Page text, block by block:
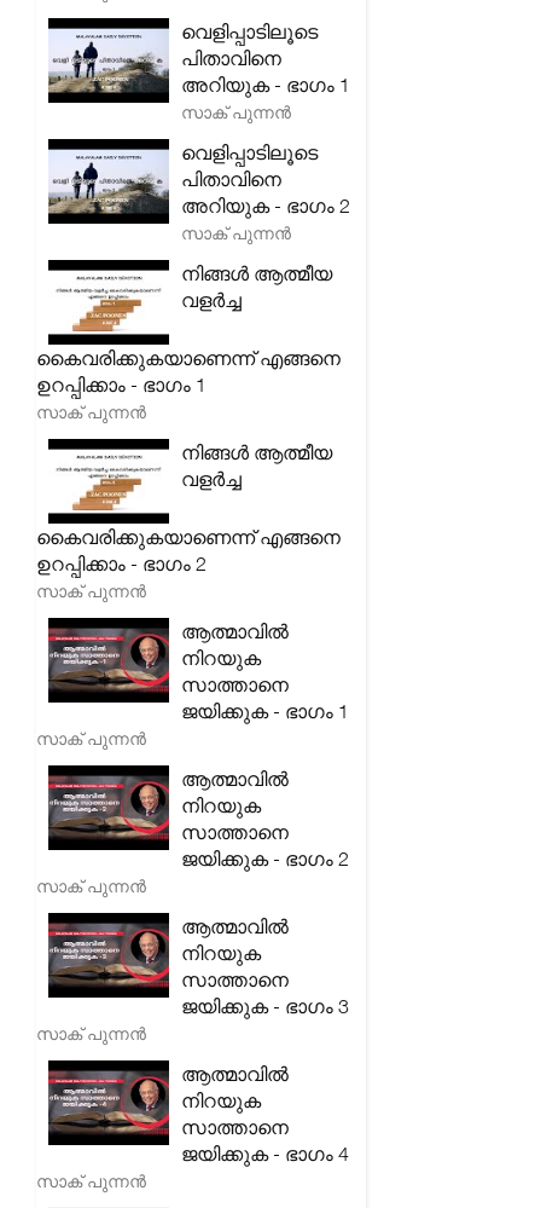
വെളിപ്പാടിലൂടെ
പിതാവിനെ
അറിയുക - ഭാഗം 1
സാക് പുന്നൻ
വെളിപ്പാടിലൂടെ
പിതാവിനെ
അറിയുക - ഭാഗം 2
സാക് പുന്നൻ
നിങ്ങൾ ആത്മീയ
വളർച്ച
കൈവരിക്കുകയാണെന്ന് എങ്ങനെ
ഉറപ്പിക്കാം - ഭാഗം 1
സാക് പുന്നൻ
നിങ്ങൾ ആത്മീയ
വളർച്ച
കൈവരിക്കുകയാണെന്ന് എങ്ങനെ
ഉറപ്പിക്കാം - ഭാഗം 2
സാക് പുന്നൻ
ആത്മാവിൽ
നിറയുക
സാത്താനെ
ജയിക്കുക - ഭാഗം 1
സാക് പുന്നൻ
ആത്മാവിൽ
നിറയുക
സാത്താനെ
ജയിക്കുക - ഭാഗം 2
സാക് പുന്നൻ
ആത്മാവിൽ
നിറയുക
സാത്താനെ
ജയിക്കുക - ഭാഗം 3
സാക് പുന്നൻ
ആത്മാവിൽ
നിറയുക
സാത്താനെ
ജയിക്കുക - ഭാഗം 4
സാക് പുന്നൻ